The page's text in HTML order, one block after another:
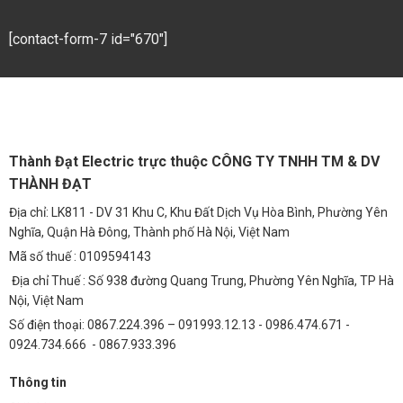
Đảm bảo ánh sáng đầy đủ và rõ ràng trong bãi xe, tăng cường an
Hướng Dẫn Lựa Chọn Nguồn Meanwell HBG-200-48B
Chính Hãng
Để tránh mua phải hàng giả, hãy:
Chọn nhà cung cấp uy tín như
Bộ Nguồn tổ ong Meanwell LRS-
50-5 (50W 5V 10A).
Kiểm tra tem, nhãn, logo, số serial.
Yêu cầu giấy tờ chứng minh nguồn gốc.
Câu 1: Nguồn Meanwell HBG-200-48B có thể sử
[contact-form-7 id="670"]
Thành Đạt Electric trực thuộc CÔNG TY TNHH TM & DV
THÀNH ĐẠT
Địa chỉ: LK811 - DV 31 Khu C, Khu Đất Dịch Vụ Hòa Bình, Phường Yên
Nghĩa, Quận Hà Đông, Thành phố Hà Nội, Việt Nam
Mã số thuế : 0109594143
Địa chỉ Thuế : Số 938 đường Quang Trung, Phường Yên Nghĩa, TP Hà
Nội, Việt Nam
Số điện thoại: 0867.224.396 – 091993.12.13 - 0986.474.671 -
0924.734.666 - 0867.933.396
Thông tin